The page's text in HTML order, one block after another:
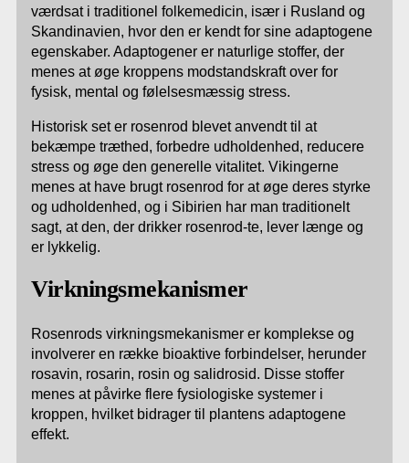
værdsat i traditionel folkemedicin, især i Rusland og
Skandinavien, hvor den er kendt for sine adaptogene
egenskaber. Adaptogener er naturlige stoffer, der
menes at øge kroppens modstandskraft over for
fysisk, mental og følelsesmæssig stress.
Historisk set er rosenrod blevet anvendt til at
bekæmpe træthed, forbedre udholdenhed, reducere
stress og øge den generelle vitalitet. Vikingerne
menes at have brugt rosenrod for at øge deres styrke
og udholdenhed, og i Sibirien har man traditionelt
sagt, at den, der drikker rosenrod-te, lever længe og
er lykkelig.
Virkningsmekanismer
Rosenrods virkningsmekanismer er komplekse og
involverer en række bioaktive forbindelser, herunder
rosavin, rosarin, rosin og salidrosid. Disse stoffer
menes at påvirke flere fysiologiske systemer i
kroppen, hvilket bidrager til plantens adaptogene
effekt.